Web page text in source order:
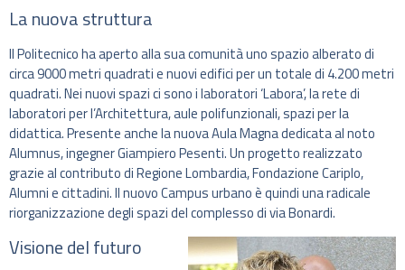
La nuova struttura
Il Politecnico ha aperto alla sua comunità uno spazio alberato di
circa 9000 metri quadrati e nuovi edifici per un totale di 4.200 metri
quadrati. Nei nuovi spazi ci sono i laboratori ‘Labora’, la rete di
laboratori per l’Architettura, aule polifunzionali, spazi per la
didattica. Presente anche la nuova Aula Magna dedicata al noto
Alumnus, ingegner Giampiero Pesenti. Un progetto realizzato
grazie al contributo di Regione Lombardia, Fondazione Cariplo,
Alumni e cittadini. Il nuovo Campus urbano è quindi una radicale
riorganizzazione degli spazi del complesso di via Bonardi.
Visione del futuro